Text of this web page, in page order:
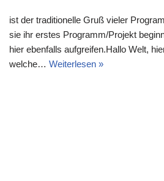
ist der traditionelle Gruß vieler
sie ihr erstes Programm/Projekt
hier ebenfalls aufgreifen.Hallo Welt,
welche… Weiterlesen »